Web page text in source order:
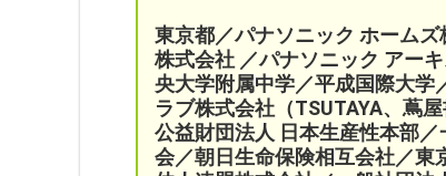
東京都／パナソニック ホーム
株式会社 ／パナソニック アー
央大学附属中学／平成国際大学
ラブ株式会社（TSUTAYA、蔦
公益財団法人 日本生産性本部／
会／朝日生命保険相互会社／東